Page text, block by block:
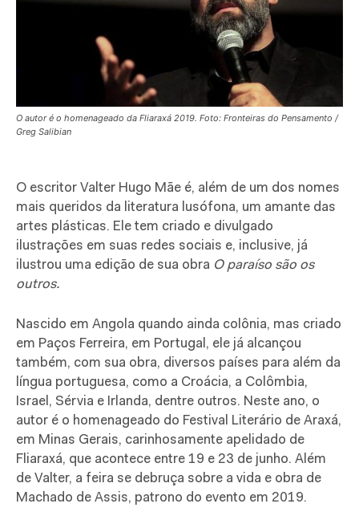
O autor é o homenageado da Fliaraxá 2019. Foto: Fronteiras do Pensamento /
Greg Salibian
O escritor Valter Hugo Mãe é, além de um dos nomes
mais queridos da literatura lusófona, um amante das
artes plásticas. Ele tem criado e divulgado
ilustrações em suas redes sociais e, inclusive, já
ilustrou uma edição de sua obra O paraíso são os
outros.
Nascido em Angola quando ainda colônia, mas criado
em Paços Ferreira, em Portugal, ele já alcançou
também, com sua obra, diversos países para além da
língua portuguesa, como a Croácia, a Colômbia,
Israel, Sérvia e Irlanda, dentre outros. Neste ano, o
autor é o homenageado do Festival Literário de Araxá,
em Minas Gerais, carinhosamente apelidado de
Fliaraxá, que acontece entre 19 e 23 de junho. Além
de Valter, a feira se debruça sobre a vida e obra de
Machado de Assis, patrono do evento em 2019.